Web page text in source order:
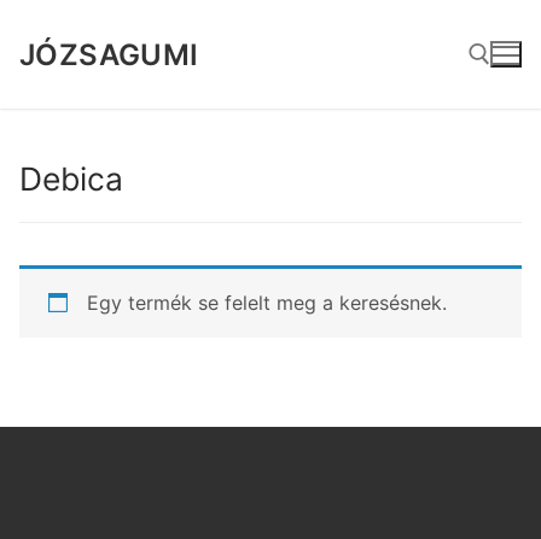
tartalomra
JÓZSAGUMI
Debica
Egy termék se felelt meg a keresésnek.